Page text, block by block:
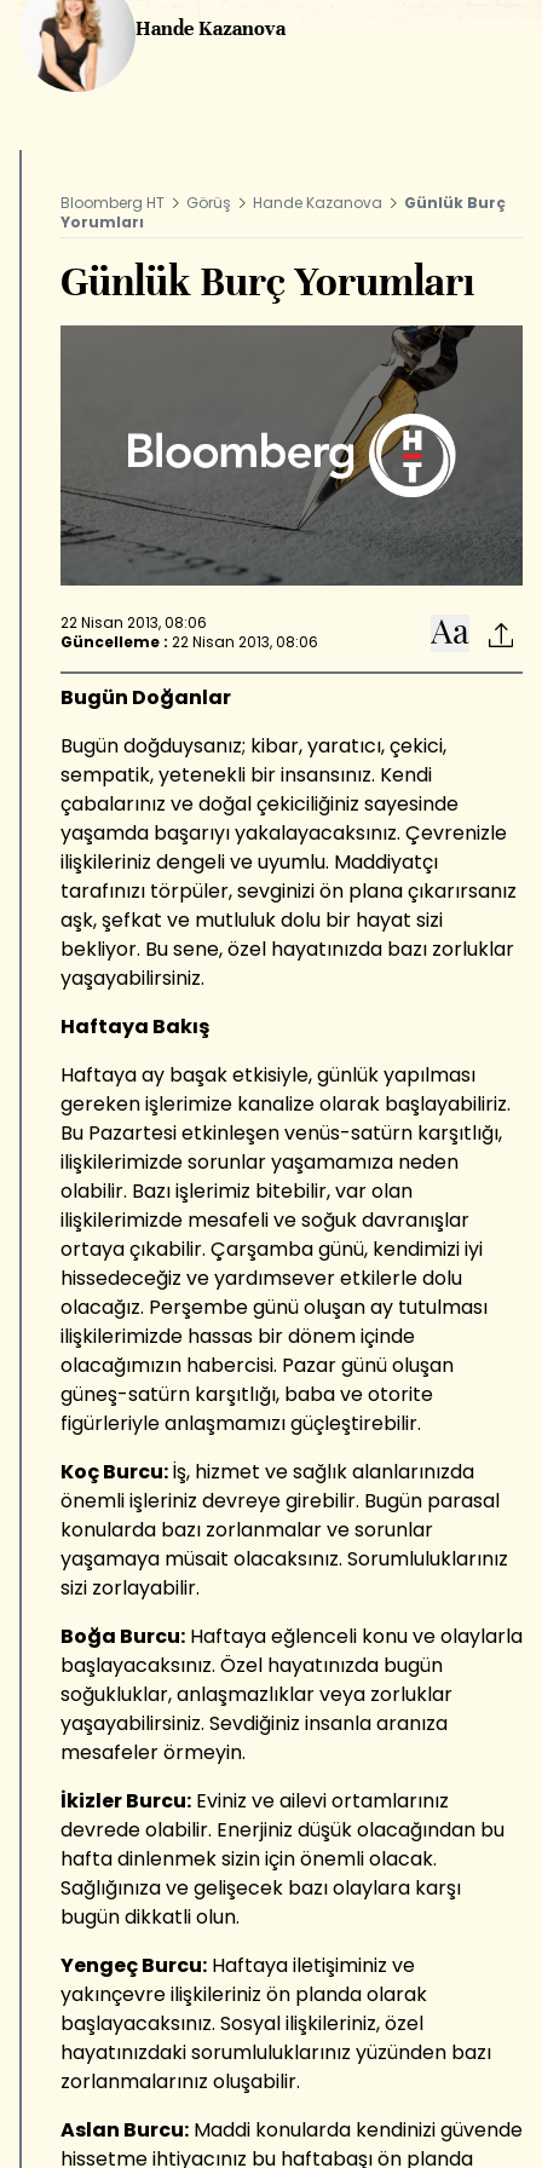
Hande Kazanova
Bloomberg HT Görüş Hande Kazanova
Günlük Burç
Yorumları
Günlük Burç Yorumları
22 Nisan 2013, 08:06
Güncelleme : 22 Nisan 2013, 08:06
Bugün Doğanlar
Bugün doğduysanız; kibar, yaratıcı, çekici,
sempatik, yetenekli bir insansınız. Kendi
çabalarınız ve doğal çekiciliğiniz sayesinde
yaşamda başarıyı yakalayacaksınız. Çevrenizle
ilişkileriniz dengeli ve uyumlu. Maddiyatçı
tarafınızı törpüler, sevginizi ön plana çıkarırsanız
aşk, şefkat ve mutluluk dolu bir hayat sizi
bekliyor. Bu sene, özel hayatınızda bazı zorluklar
yaşayabilirsiniz.
Haftaya Bakış
Haftaya ay başak etkisiyle, günlük yapılması
gereken işlerimize kanalize olarak başlayabiliriz.
Bu Pazartesi etkinleşen venüs-satürn karşıtlığı,
ilişkilerimizde sorunlar yaşamamıza neden
olabilir. Bazı işlerimiz bitebilir, var olan
ilişkilerimizde mesafeli ve soğuk davranışlar
ortaya çıkabilir. Çarşamba günü, kendimizi iyi
hissedeceğiz ve yardımsever etkilerle dolu
olacağız. Perşembe günü oluşan ay tutulması
ilişkilerimizde hassas bir dönem içinde
olacağımızın habercisi. Pazar günü oluşan
güneş-satürn karşıtlığı, baba ve otorite
figürleriyle anlaşmamızı güçleştirebilir.
Koç Burcu:İş, hizmet ve sağlık alanlarınızda
önemli işleriniz devreye girebilir. Bugün parasal
konularda bazı zorlanmalar ve sorunlar
yaşamaya müsait olacaksınız. Sorumluluklarınız
sizi zorlayabilir.
Boğa Burcu: Haftaya eğlenceli konu ve olaylarla
başlayacaksınız. Özel hayatınızda bugün
soğukluklar, anlaşmazlıklar veya zorluklar
yaşayabilirsiniz. Sevdiğiniz insanla aranıza
mesafeler örmeyin.
İkizler Burcu: Eviniz ve ailevi ortamlarınız
devrede olabilir. Enerjiniz düşük olacağından bu
hafta dinlenmek sizin için önemli olacak.
Sağlığınıza ve gelişecek bazı olaylara karşı
bugün dikkatli olun.
Yengeç Burcu: Haftaya iletişiminiz ve
yakınçevre ilişkileriniz ön planda olarak
başlayacaksınız. Sosyal ilişkileriniz, özel
hayatınızdaki sorumluluklarınız yüzünden bazı
zorlanmalarınız oluşabilir.
Aslan Burcu: Maddi konularda kendinizi güvende
hissetme ihtiyacınız bu haftabaşı ön planda